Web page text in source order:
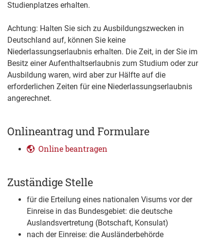
Studienplatzes erhalten.
Achtung: Halten Sie sich zu Ausbildungszwecken in
Deutschland auf, können Sie keine
Niederlassungserlaubnis erhalten. Die Zeit, in der Sie im
Besitz einer Aufenthaltserlaubnis zum Studium oder zur
Ausbildung waren, wird aber zur Hälfte auf die
erforderlichen Zeiten für eine Niederlassungserlaubnis
angerechnet.
Onlineantrag und Formulare
Online beantragen
Zuständige Stelle
für die Erteilung eines nationalen Visums vor der
Einreise in das Bundesgebiet: die deutsche
Auslandsvertretung (Botschaft, Konsulat)
nach der Einreise: die Ausländerbehörde